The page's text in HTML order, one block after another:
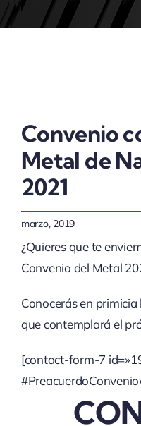
Convenio
Metal de
2021
marzo, 2019
¿Quieres que te
Convenio del Metal
Conocerás en
que contemplará el
[contact-form-7